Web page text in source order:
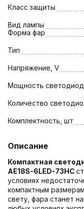
Класс защиты
Вид лампы
Форма фар
Тип
Напряжение, V
Мощность
Количество
Комплектность, шт
Описание
Компактная
AE18S-6LED-73HC
условиях
компактным
свету, фара станет